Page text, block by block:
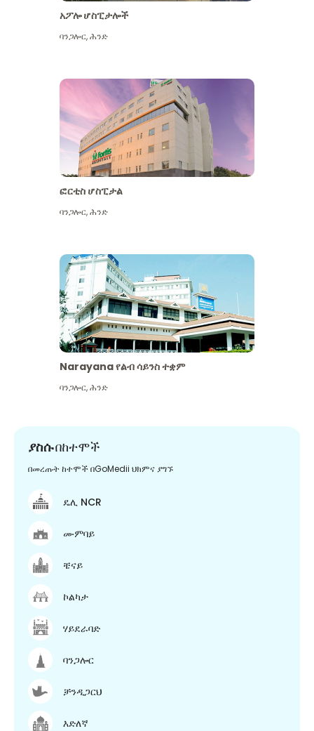
አፖሎ ሆስፒታሎች
ባንጋሎር,ሕንድ
ፎርቲስ ሆስፒታል
ባንጋሎር,ሕንድ
Narayana የልብ ሳይንስ ተቋም
ባንጋሎር,ሕንድ
ያስሱበከተሞች
በመረጡት ከተሞች በGoMedii ህክምና ያግኙ
ዴሊ NCR
ሙምባይ
ቼናይ
ኮልካታ
ሃይደራባድ
ባንጋሎር
ቻንዲጋርህ
እድለኛ